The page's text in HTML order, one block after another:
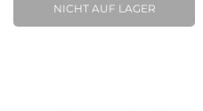
NICHT AUF LAGER